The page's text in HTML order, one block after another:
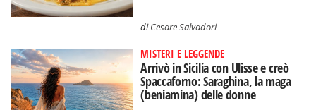
diCesare Salvadori
MISTERI E LEGGENDE
Arrivò in Sicilia con Ulisse e creò
Spaccaforno: Saraghina, la maga
(beniamina) delle donne